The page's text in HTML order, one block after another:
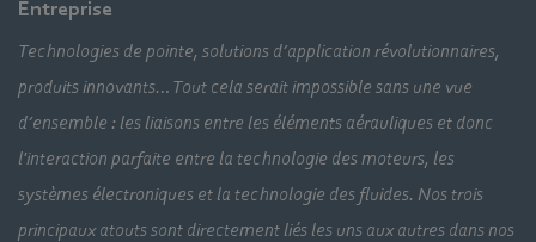
Entreprise
Technologies de pointe, solutions d’application révolutionnaires,
produits innovants… Tout cela serait impossible sans une vue
d’ensemble : les liaisons entre les éléments aérauliques et donc
l'interaction parfaite entre la technologie des moteurs, les
systèmes électroniques et la technologie des fluides. Nos trois
principaux atouts sont directement liés les uns aux autres dans nos